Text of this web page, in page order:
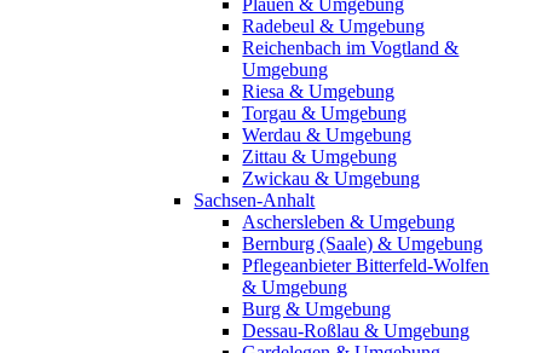
Plauen & Umgebung
Radebeul & Umgebung
Reichenbach im Vogtland &
Umgebung
Riesa & Umgebung
Torgau & Umgebung
Werdau & Umgebung
Zittau & Umgebung
Zwickau & Umgebung
Sachsen-Anhalt
Aschersleben & Umgebung
Bernburg (Saale) & Umgebung
Pflegeanbieter Bitterfeld-Wolfen
& Umgebung
Burg & Umgebung
Dessau-Roßlau & Umgebung